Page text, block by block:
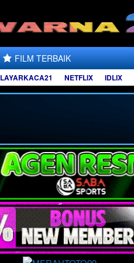
FILM TERBAIK
LAYARKACA21 NETFLIX IDLIX